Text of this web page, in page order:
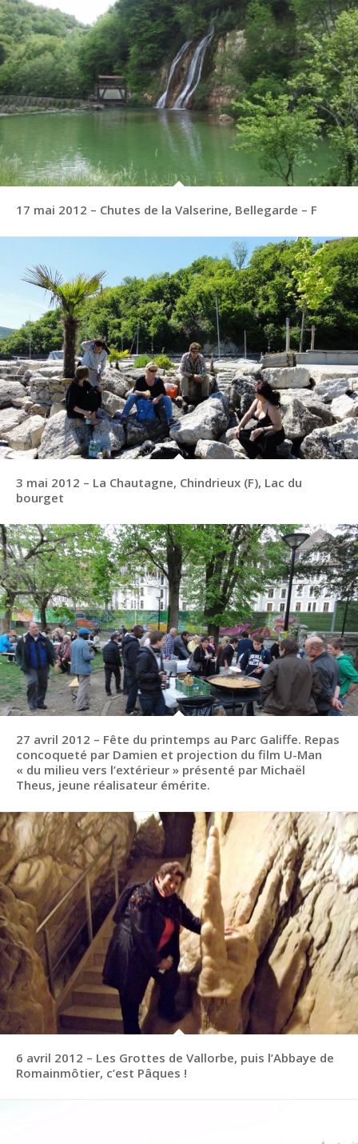
17 mai 2012 – Chutes de la Valserine, Bellegarde – F
3 mai 2012 – La Chautagne, Chindrieux (F), Lac du
bourget
27 avril 2012 – Fête du printemps au Parc Galiffe. Repas
concoqueté par Damien et projection du film U-Man
« du milieu vers l’extérieur » présenté par Michaël
Theus, jeune réalisateur émérite.
6 avril 2012 – Les Grottes de Vallorbe, puis l’Abbaye de
Romainmôtier, c’est Pâques !